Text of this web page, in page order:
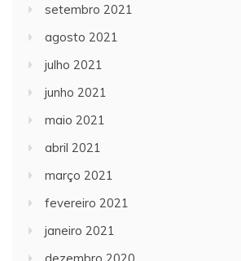
setembro 2021
agosto 2021
julho 2021
junho 2021
maio 2021
abril 2021
março 2021
fevereiro 2021
janeiro 2021
dezembro 2020